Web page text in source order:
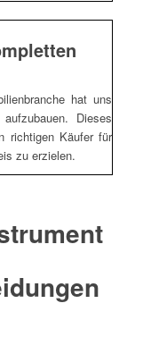
hat uns
Dieses
richtigen Käufer für
zu erzielen.